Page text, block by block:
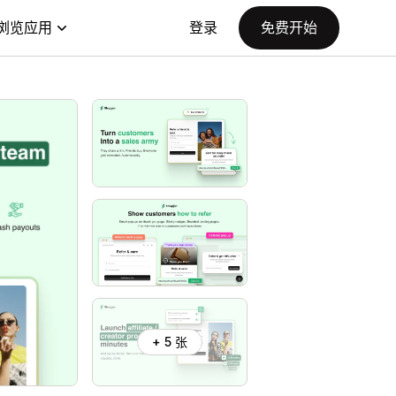
览应用 登录 免费开始
+ 5 张